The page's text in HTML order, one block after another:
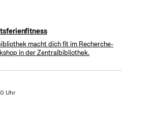
macht dich fit im Recherche-
in der Zentralbibliothek.
Uhr